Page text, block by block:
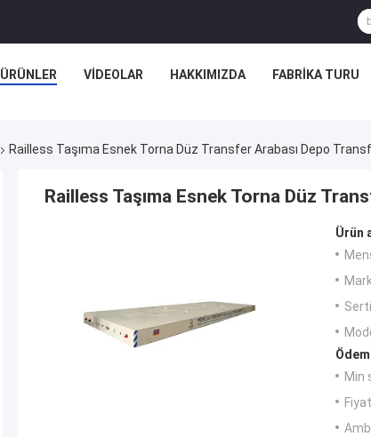
ÜRÜNLER VIDEOLAR HAKKIMIZDA FABRIKA TURU
Railless Taşıma Esnek Torna Düz Transfer Arabası Depo
Railless Taşıma Esnek Torna Düz
Ürün
Min